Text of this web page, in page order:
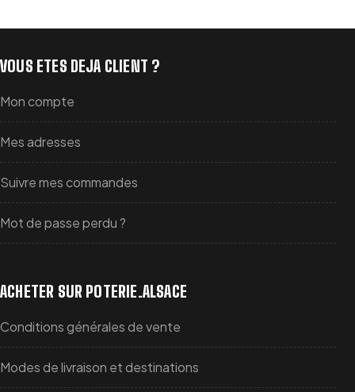
VOUS ETES DEJA CLIENT ?
Mon compte
Mes adresses
Suivre mes commandes
Mot de passe perdu ?
ACHETER SUR POTERIE.ALSACE
Conditions générales de vente
Modes de livraison et destinations